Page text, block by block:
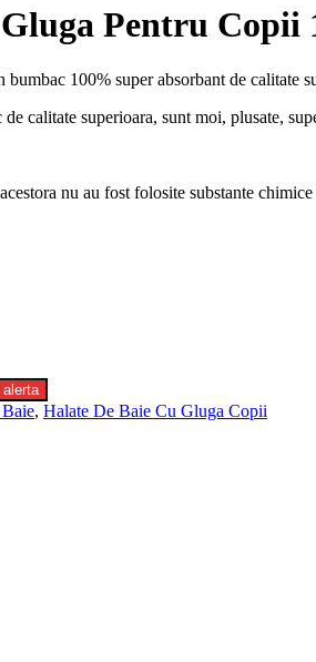
Pentru
100% super absorbant de calitate
calitate superioara, sunt moi, plusate,
nu au fost folosite substante
, Halate De Baie Cu Gluga Copii